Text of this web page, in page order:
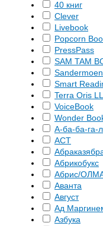
40 книг
Clever
Livebook
Popcorn
PressPass
SAM TAM
Smart
Terra Oris
VoiceBook
Wonder
А-ба-ба-га-
АСТ
Абрикобукс
Абрис/
Аванта
Август
Ад
Азбука